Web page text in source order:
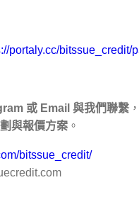
portaly.cc/bitssue_credit/
或 Email 與我們聯繫
與報價方案 。
bitssue_credit/